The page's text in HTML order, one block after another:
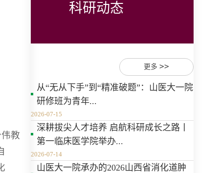
教
科研动态
更多 >>
从“无从下手”到“精准破题”：山医大一院
研修班为青年...
2026-07-15
深耕拔尖人才培养 启航科研成长之路丨
第一临床医学院举办...
2026-07-14
山医大一院承办的2026山西省消化道肿